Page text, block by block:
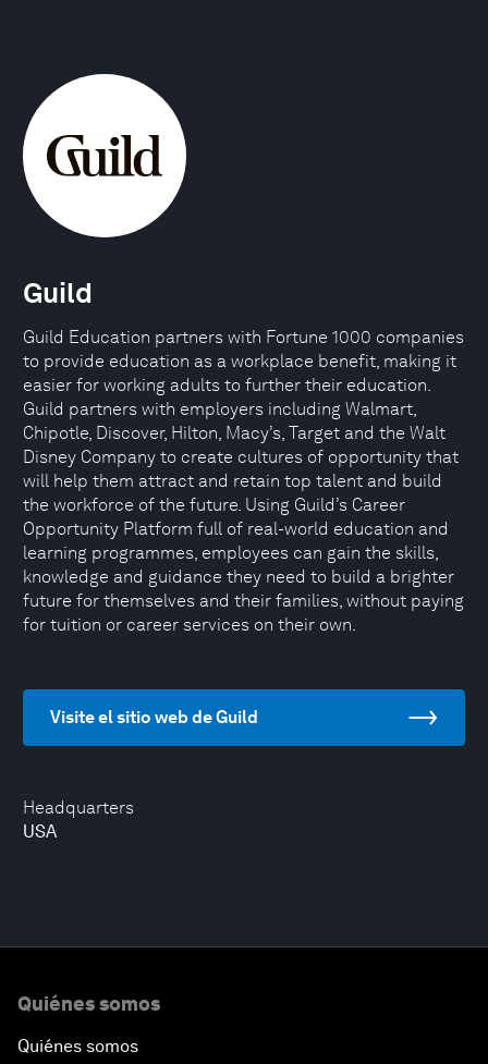
Headquarters
USA
Guild
Guild Education partners with Fortune 1000 companies
to provide education as a workplace benefit, making it
easier for working adults to further their education.
Guild partners with employers including Walmart,
Chipotle, Discover, Hilton, Macy’s, Target and the Walt
Disney Company to create cultures of opportunity that
will help them attract and retain top talent and build
the workforce of the future. Using Guild’s Career
Opportunity Platform full of real-world education and
learning programmes, employees can gain the skills,
knowledge and guidance they need to build a brighter
future for themselves and their families, without paying
for tuition or career services on their own.
Visite el sitio web de Guild
Quiénes somos
Quiénes somos